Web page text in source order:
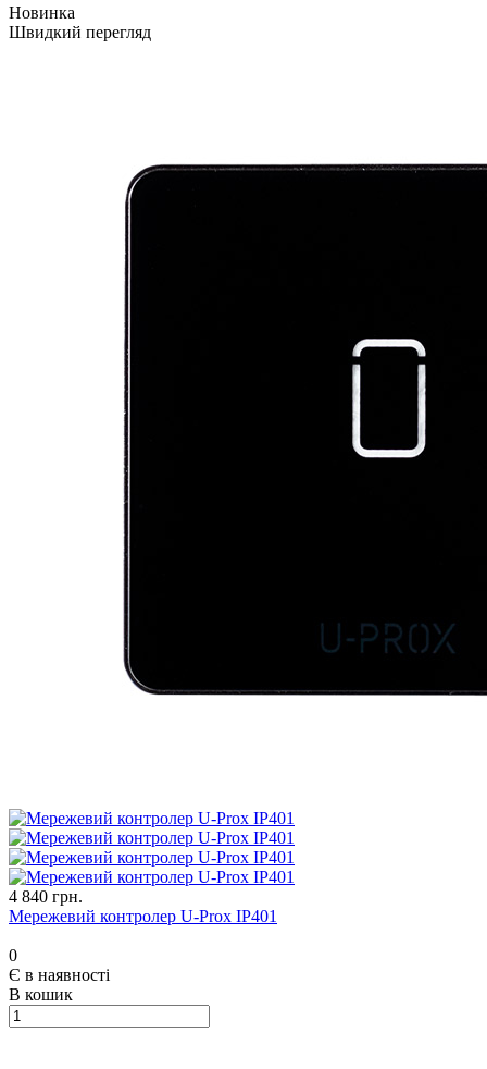
Новинка
Швидкий перегляд
4 840 грн.
Мережевий контролер U-Prox IP401
0
Є в наявності
В кошик